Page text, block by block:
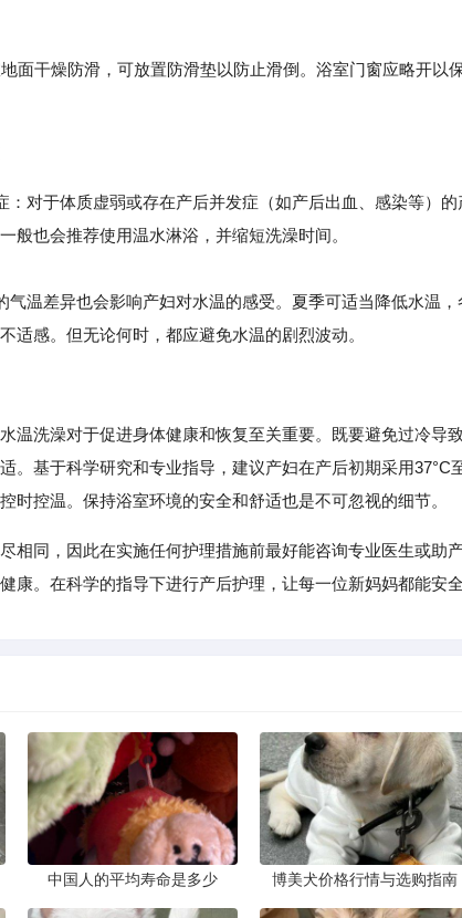
面干燥防滑，可放置防滑垫以防止滑倒。浴室门窗应略开以
：对于体质虚弱或存在产后并发症（如产后出血、感染等）
般也会推荐使用温水淋浴，并缩短洗澡时间。
温差异也会影响产妇对水温的感受。夏季可适当降低水温，
适感。但无论何时，都应避免水温的剧烈波动。
温洗澡对于促进身体健康和恢复至关重要。既要避免过冷导
。基于科学研究和专业指导，建议产妇在产后初期采用37°C
时控温。保持浴室环境的安全和舒适也是不可忽视的细节。
相同，因此在实施任何护理措施前最好能咨询专业医生或助
康。在科学的指导下进行产后护理，让每一位新妈妈都能安
中国人的平均寿命是多少 博美犬价格行情与选购指南